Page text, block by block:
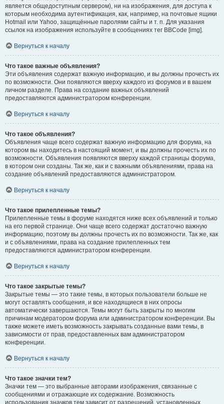
является общедоступным сервером), ни на изображения, для доступа к
которым необходима аутентификация, как, например, на почтовые ящики
Hotmail или Yahoo, защищённые паролями сайты и т. п. Для указания
ссылок на изображения используйте в сообщениях тег BBCode [img].
Вернуться к началу
Что такое важные объявления?
Эти объявления содержат важную информацию, и вы должны прочесть их
по возможности. Они появляются вверху каждого из форумов и в вашем
личном разделе. Права на создание важных объявлений
предоставляются администратором конференции.
Вернуться к началу
Что такое объявления?
Объявления чаще всего содержат важную информацию для форума, на
котором вы находитесь в настоящий момент, и вы должны прочесть их по
возможности. Объявления появляются вверху каждой страницы форума,
в котором они созданы. Так же, как и с важными объявлениями, права на
создание объявлений предоставляются администратором.
Вернуться к началу
Что такое прилепленные темы?
Прилепленные темы в форуме находятся ниже всех объявлений и только
на его первой странице. Они чаще всего содержат достаточно важную
информацию, поэтому вы должны прочесть их по возможности. Так же, как
и с объявлениями, права на создание прилепленных тем
предоставляются администратором конференции.
Вернуться к началу
Что такое закрытые темы?
Закрытые темы — это такие темы, в которых пользователи больше не
могут оставлять сообщения, и все находящиеся в них опросы
автоматически завершаются. Темы могут быть закрыты по многим
причинам модератором форума или администратором конференции. Вы
также можете иметь возможность закрывать созданные вами темы, в
зависимости от прав, предоставленных вам администратором
конференции.
Вернуться к началу
Что такое значки тем?
Значки тем — это выбранные авторами изображения, связанные с
сообщениями и отражающие их содержание. Возможность
использования значков тем зависит от разрешений, установленных